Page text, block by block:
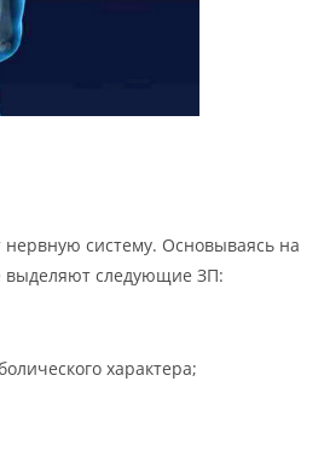
систему. Основываясь на
выделяют следующие ЗП:
характера;